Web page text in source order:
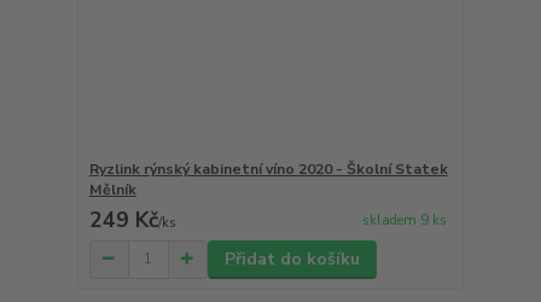
Ryzlink rýnský kabinetní víno 2020 - Školní Statek
Mělník
249 Kč/ks skladem 9 ks
Přidat do košíku